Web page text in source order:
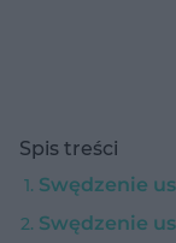
Spis treści
Swędzenie
Swędzenie